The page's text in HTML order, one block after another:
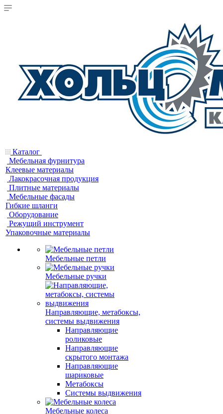
Каталог
Мебельная фурнитура
Клеевые материалы
Лакокрасочная продукция
Плитные материалы
Мебельные фасады
Гибкие шланги
Оборудование
Режущий инструмент
Упаковочные материалы
Мебельные петли
Мебельные ручки
Направляющие, метабоксы,
системы выдвижения
Направляющие
роликовые
Направляющие
скрытого монтажа
Направляющие
шариковые
Метабоксы
Системы выдвижения
Мебельные колеса